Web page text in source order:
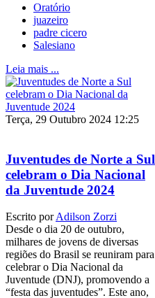
Oratório
juazeiro
padre cicero
Salesiano
Leia mais ...
Terça, 29 Outubro 2024 12:25
Juventudes de Norte a Sul
celebram o Dia Nacional
da Juventude 2024
Escrito porAdilson Zorzi
Desde o dia 20 de outubro,
milhares de jovens de diversas
regiões do Brasil se reuniram para
celebrar o Dia Nacional da
Juventude (DNJ), promovendo a
“festa das juventudes”. Este ano,